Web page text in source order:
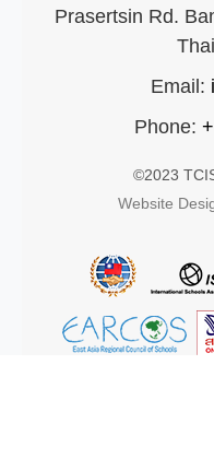
Prasertsin Rd.
Email:
Phone:
©2023
Website